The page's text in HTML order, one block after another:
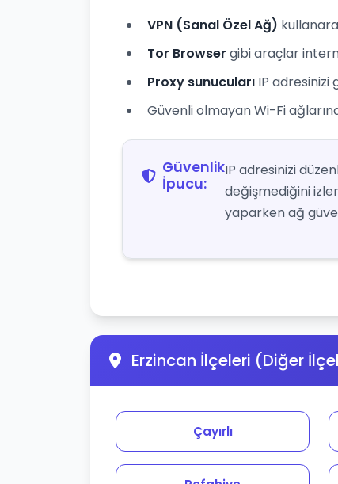
VPN (Sanal Özel Ağ)
Tor Browser gibi araçlar
Proxy sunucuları IP
Güvenli olmayan Wi-Fi
Güvenlik
İpucu:
IP adresinizi
değişmediğini
yaparken ağ
Erzincan İlçeleri (Diğer
Çayırlı